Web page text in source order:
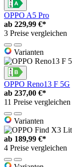
OPPO A5 Pro
ab 229,99 €*
3 Preise vergleichen
Varianten
OPPO Reno13 F 5G
ab 237,00 €*
11 Preise vergleichen
Varianten
ab 189,99 €*
4 Preise vergleichen